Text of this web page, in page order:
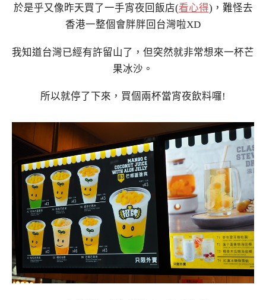
於是乎又像昨天買了一手宵夜回飯店(看心得)，難怪去
香港一整個會胖胖回台灣啦XD
我知道台灣已經有許留山了，但突然就非常想來一杯芒
果冰沙。
所以就停了下來，買個兩杯當宵夜飲料囉!